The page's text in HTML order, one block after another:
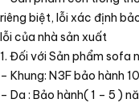
riêng biệt, lỗi xác định
lỗi của nhà sản xuất
1. Đối với Sản phẩm sofa
– Khung: N3F bảo hành
– Da : Bảo hành( 1 – 5 )